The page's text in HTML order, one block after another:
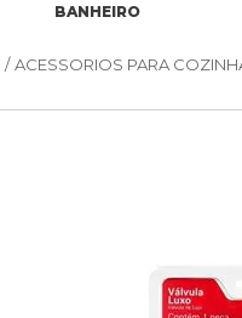
BANHEIRO
ACESSORIOS PARA